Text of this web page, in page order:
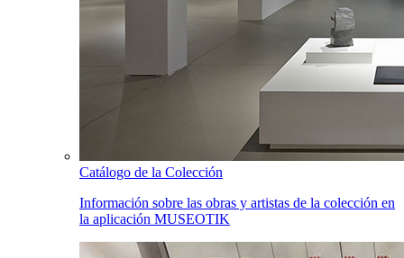
Catálogo de la Colección
Información sobre las obras y artistas de la colección en
la aplicación MUSEOTIK